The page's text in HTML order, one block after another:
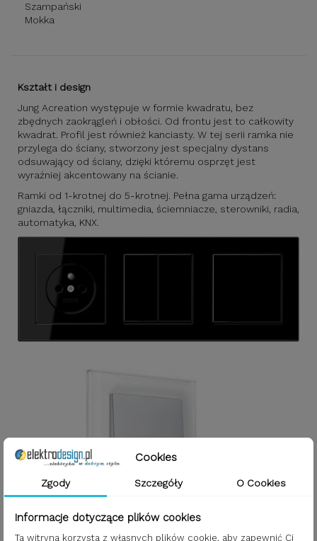
Szampański
Mokka
Kształt i design
Jung Acreation występuje w formie kwadratu, bez
zbędnych zaokrągleń i obłości. Od frontu jest to całkowity
kwadrat. Profil jest również kanciasty. W tej serii ramka nie
przylega do ściany, stworzony jest specjalny dystans
odsuwający od ściany, dzięki któremu osprzęt jest
wyraźniej akcentowany na ścianie.
Ramki od 1-krotnej do 5-krotnej. Pełna gama urządzeń:
gniazda, łączniki, multimedia, ściemniacze, sterowniki, radia,
automatyka, KNX.
Cookies
Zgody Szczegóły O Cookies
Informacje dotyczące plików cookies
Ta witryna korzysta z własnych plików cookie, aby zapewnić Ci